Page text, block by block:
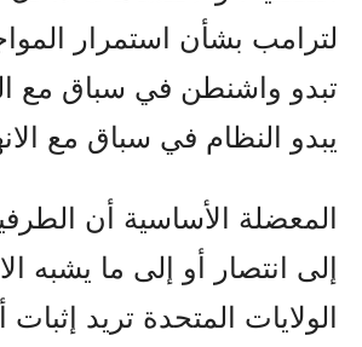
لترامب بشأن استمرار
تبدو واشنطن في سباق مع
يبدو النظام في سباق مع
المعضلة الأساسية أن
إلى انتصار أو إلى ما يشبه
الولايات المتحدة تريد